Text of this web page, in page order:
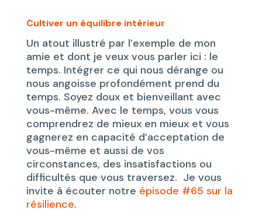
Cultiver un équilibre intérieur
Un atout illustré par l’exemple de mon
amie et dont je veux vous parler ici : le
temps. Intégrer ce qui nous dérange ou
nous angoisse profondément prend du
temps. Soyez doux et bienveillant avec
vous-même. Avec le temps, vous vous
comprendrez de mieux en mieux et vous
gagnerez en capacité d’acceptation de
vous-même et aussi de vos
circonstances, des insatisfactions ou
difficultés que vous traversez. Je vous
invite à écouter notre épisode #65 sur la
résilience.